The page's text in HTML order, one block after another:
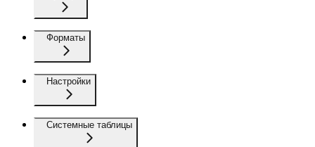
Форматы
Настройки
Системные таблицы